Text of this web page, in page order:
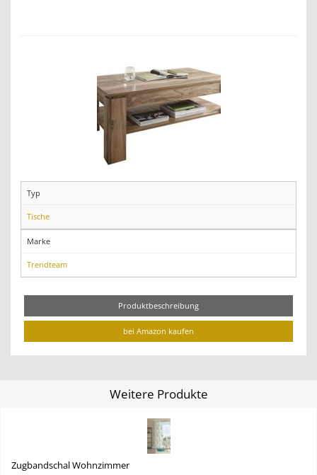
Typ
Tische
Marke
Trendteam
Produktbeschreibung
bei Amazon kaufen
Weitere Produkte
Zugbandschal Wohnzimmer